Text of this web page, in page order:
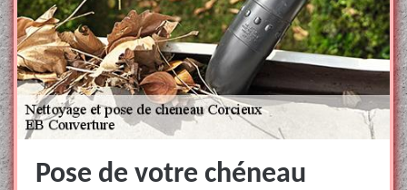
Pose de votre chéneau